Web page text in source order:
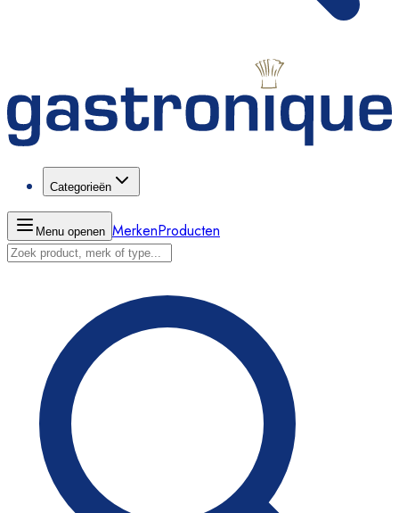
Categorieën
Menu openen MerkenProducten